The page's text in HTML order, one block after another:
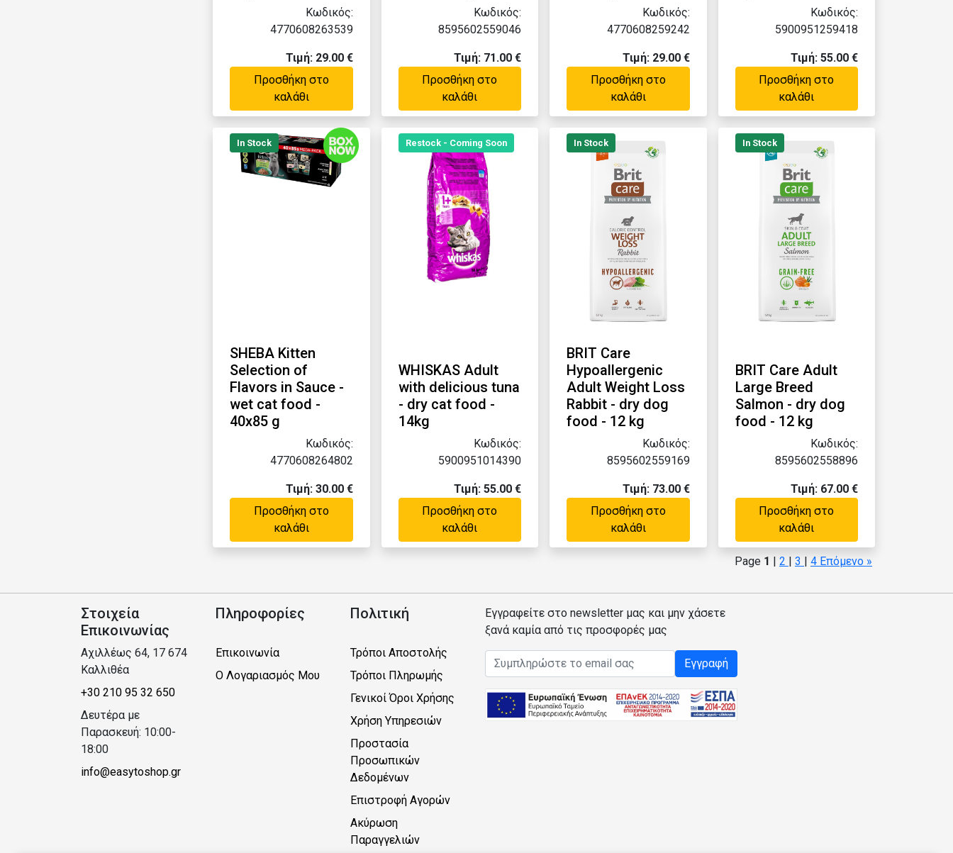
Κωδικός:
4770608263539
Τιμή: 29.00 €
Προσθήκη στο
καλάθι
Κωδικός:
8595602559046
Τιμή: 71.00 €
Προσθήκη στο
καλάθι
Κωδικός:
4770608259242
Τιμή: 29.00 €
Προσθήκη στο
καλάθι
Κωδικός:
5900951259418
Τιμή: 55.00 €
Προσθήκη στο
καλάθι
In Stock
SHEBA Kitten
Selection of
Flavors in Sauce -
wet cat food -
40x85 g
Κωδικός:
4770608264802
Τιμή: 30.00 €
Προσθήκη στο
καλάθι
Restock - Coming Soon
WHISKAS Adult
with delicious tuna
- dry cat food -
14kg
Κωδικός:
5900951014390
Τιμή: 55.00 €
Προσθήκη στο
καλάθι
In Stock
BRIT Care
Hypoallergenic
Adult Weight Loss
Rabbit - dry dog
food - 12 kg
Κωδικός:
8595602559169
Τιμή: 73.00 €
Προσθήκη στο
καλάθι
In Stock
BRIT Care Adult
Large Breed
Salmon - dry dog
food - 12 kg
Κωδικός:
8595602558896
Τιμή: 67.00 €
Προσθήκη στο
καλάθι
Page 1 | 2 | 3 | 4 Επόμενο »
Στοιχεία
Επικοινωνίας
Αχιλλέως 64, 17 674
Καλλιθέα
+30 210 95 32 650
Δευτέρα με
Παρασκευή: 10:00-
18:00
info@easytoshop.gr
Πληροφορίες
Επικοινωνία
Ο Λογαριασμός Μου
Πολιτική
Τρόποι Αποστολής
Τρόποι Πληρωμής
Γενικοί Όροι Χρήσης
Χρήση Υπηρεσιών
Προστασία
Προσωπικών
Δεδομένων
Επιστροφή Αγορών
Ακύρωση
Παραγγελιών
Εγγραφείτε στο newsletter μας και μην χάσετε
ξανά καμία από τις προσφορές μας
Email address Εγγραφή